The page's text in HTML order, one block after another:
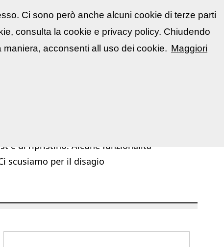
🇮🇹 Italiano
e di ripristino. Alcune funzionalità
scusiamo per il disagio
Ci sono però anche alcuni cookie di terze parti
consulta la cookie e privacy policy. Chiudendo
acconsenti all uso dei cookie. Maggiori